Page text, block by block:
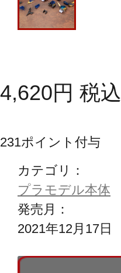
4,620円 税込
231ポイント付与
カテゴリ：
プラモデル本体
発売月：
2021年12月17日